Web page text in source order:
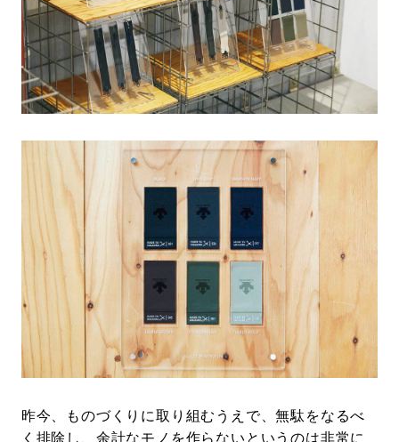
昨今、ものづくりに取り組むうえで、無駄をなるべ
く排除し、余計なモノを作らないというのは非常に